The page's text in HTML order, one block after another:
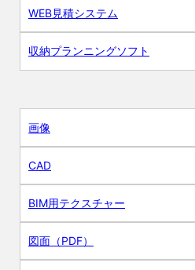
WEB見積システム
収納プランニングソフト
画像
CAD
BIM用テクスチャー
図面（PDF）